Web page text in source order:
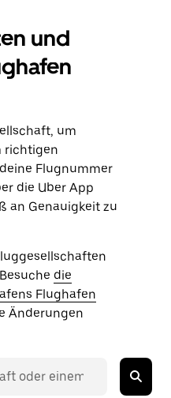
und
um
richtigen
Flugnummer
die Uber App
an Genauigkeit zu
die
Flughafen
Änderungen